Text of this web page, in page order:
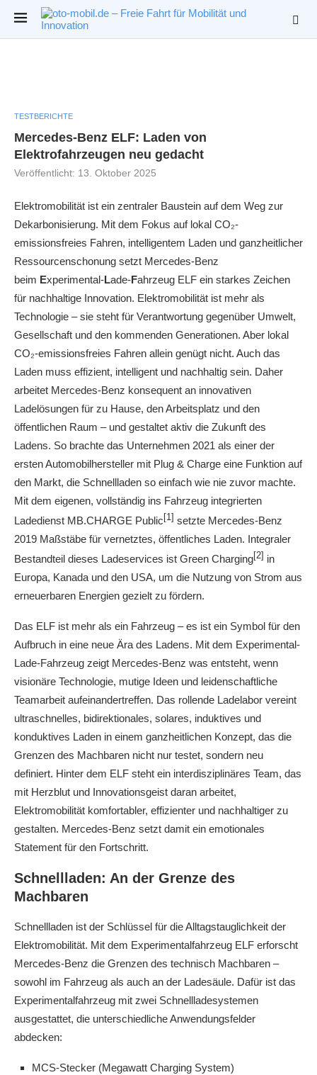
TESTBERICHTE
Mercedes-Benz ELF: Laden von
Elektrofahrzeugen neu gedacht
Veröffentlicht: 13. Oktober 2025
Elektromobilität ist ein zentraler Baustein auf dem Weg zur
Dekarbonisierung. Mit dem Fokus auf lokal CO₂-
emissionsfreies Fahren, intelligentem Laden und ganzheitlicher
Ressourcenschonung setzt Mercedes‑Benz
beim Experimental-Lade-Fahrzeug ELF ein starkes Zeichen
für nachhaltige Innovation. Elektromobilität ist mehr als
Technologie – sie steht für Verantwortung gegenüber Umwelt,
Gesellschaft und den kommenden Generationen. Aber lokal
CO₂-emissionsfreies Fahren allein genügt nicht. Auch das
Laden muss effizient, intelligent und nachhaltig sein. Daher
arbeitet Mercedes‑Benz konsequent an innovativen
Ladelösungen für zu Hause, den Arbeitsplatz und den
öffentlichen Raum – und gestaltet aktiv die Zukunft des
Ladens. So brachte das Unternehmen 2021 als einer der
ersten Automobilhersteller mit Plug & Charge eine Funktion auf
den Markt, die Schnellladen so einfach wie nie zuvor machte.
Mit dem eigenen, vollständig ins Fahrzeug integrierten
Ladedienst MB.CHARGE Public [1] setzte Mercedes-Benz
2019 Maßstäbe für vernetztes, öffentliches Laden. Integraler
Bestandteil dieses Ladeservices ist Green Charging [2]
in
Europa, Kanada und den USA, um die Nutzung von Strom aus
erneuerbaren Energien gezielt zu fördern.
Das ELF ist mehr als ein Fahrzeug – es ist ein Symbol für den
Aufbruch in eine neue Ära des Ladens. Mit dem Experimental-
Lade-Fahrzeug zeigt Mercedes‑Benz was entsteht, wenn
visionäre Technologie, mutige Ideen und leidenschaftliche
Teamarbeit aufeinandertreffen. Das rollende Ladelabor vereint
ultraschnelles, bidirektionales, solares, induktives und
konduktives Laden in einem ganzheitlichen Konzept, das die
Grenzen des Machbaren nicht nur testet, sondern neu
definiert. Hinter dem ELF steht ein interdisziplinäres Team, das
mit Herzblut und Innovationsgeist daran arbeitet,
Elektromobilität komfortabler, effizienter und nachhaltiger zu
gestalten. Mercedes‑Benz setzt damit ein emotionales
Statement für den Fortschritt.
Schnellladen: An der Grenze des
Machbaren
Schnellladen ist der Schlüssel für die Alltagstauglichkeit der
Elektromobilität. Mit dem Experimentalfahrzeug ELF erforscht
Mercedes‑Benz die Grenzen des technisch Machbaren –
sowohl im Fahrzeug als auch an der Ladesäule. Dafür ist das
Experimentalfahrzeug mit zwei Schnellladesystemen
ausgestattet, die unterschiedliche Anwendungsfelder
abdecken:
MCS-Stecker (Megawatt Charging System)